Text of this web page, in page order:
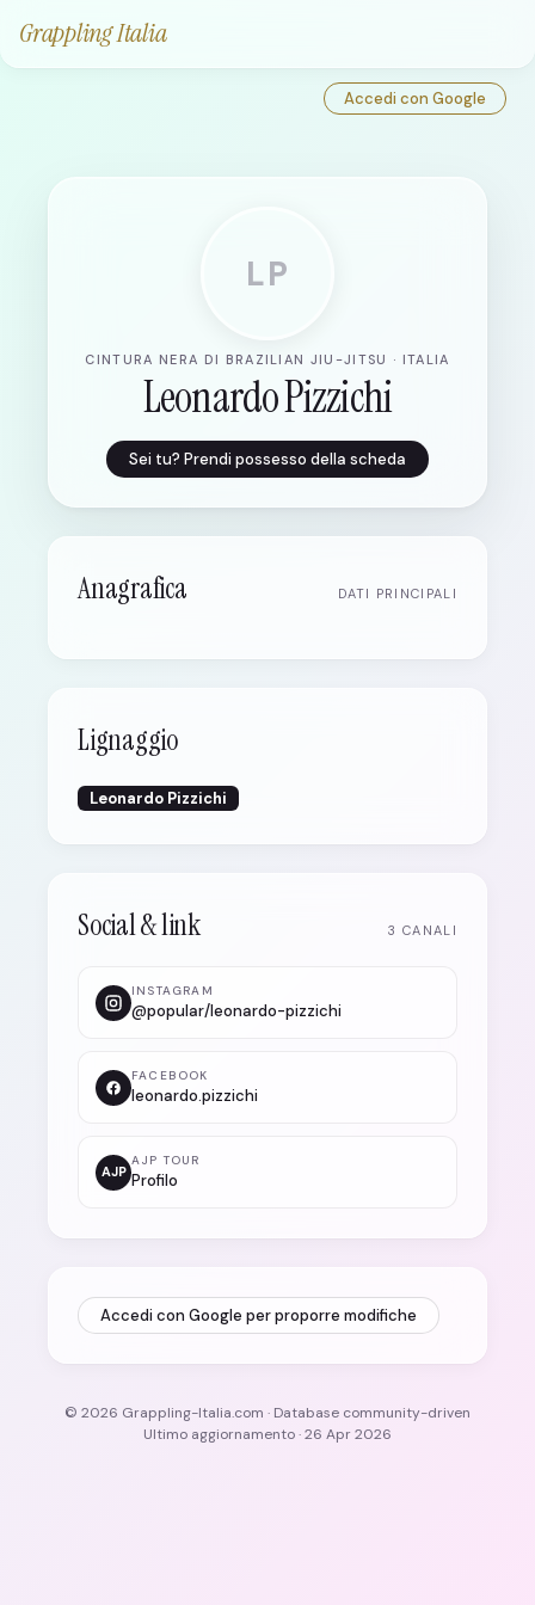
Grappling Italia
Accedi con Google
LP
CINTURA NERA DI BRAZILIAN JIU-JITSU · ITALIA
Leonardo Pizzichi
Sei tu? Prendi possesso della scheda
Anagrafica DATI PRINCIPALI
Lignaggio
Leonardo Pizzichi
Social & link 3 CANALI
INSTAGRAM
@popular/leonardo-pizzichi
FACEBOOK
leonardo.pizzichi
AJP
AJP TOUR
Profilo
Accedi con Google per proporre modifiche
© 2026 Grappling-Italia.com · Database community-driven
Ultimo aggiornamento · 26 Apr 2026